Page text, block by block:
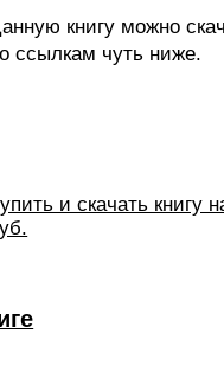
книгу можно
ссылкам чуть ниже.
и скачать книгу